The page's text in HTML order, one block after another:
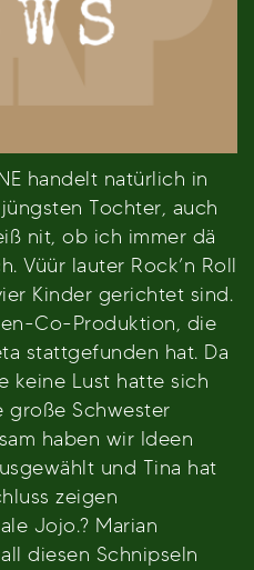
handelt natürlich in
Tochter, auch
nit, ob ich immer dä
Vüür lauter Rock’n Roll
Kinder gerichtet sind.
Co-Produktion, die
stattgefunden hat. Da
keine Lust hatte sich
große Schwester
haben wir Ideen
und Tina hat
zeigen
Jojo.? Marian
diesen Schnipseln